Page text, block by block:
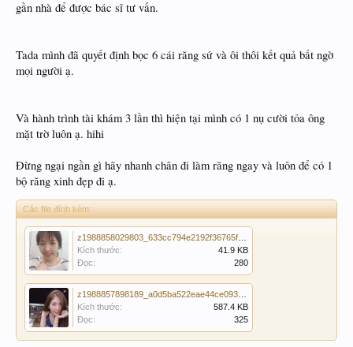
gần nhà để được bác sĩ tư vấn.
Tada mình đã quyết định bọc 6 cái răng sứ và ôi thôi kết quả bất ngờ
mọi người ạ.
Và hành trình tài khám 3 lần thì hiện tại mình có 1 nụ cười tỏa ông
mặt trờ luôn ạ. hihi
Đừng ngại ngần gì hãy nhanh chân đi làm răng ngay và luôn để có 1
bộ răng xinh đẹp đi ạ.
Các file đính kèm:
Kích thước:
41.9 KB
Đọc:
280
Kích thước:
587.4 KB
Đọc:
325